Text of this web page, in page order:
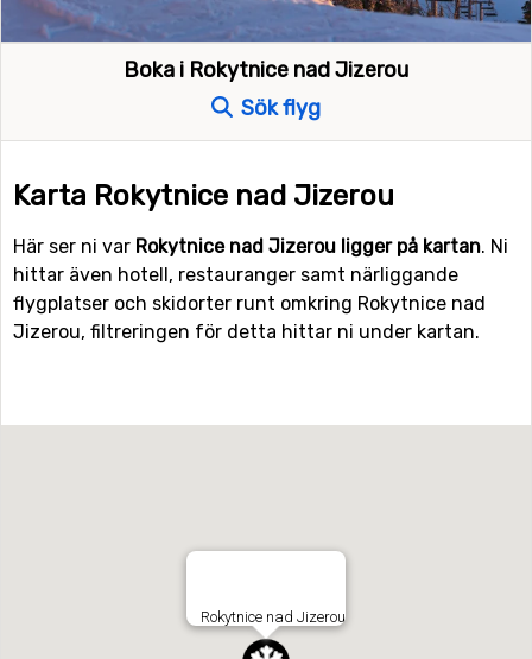
Boka i Rokytnice nad Jizerou
Sök flyg
Karta Rokytnice nad Jizerou
Här ser ni var Rokytnice nad Jizerou ligger på kartan. Ni
hittar även hotell, restauranger samt närliggande
flygplatser och skidorter runt omkring Rokytnice nad
Jizerou, filtreringen för detta hittar ni under kartan.
Rokytnice nad Jizerou